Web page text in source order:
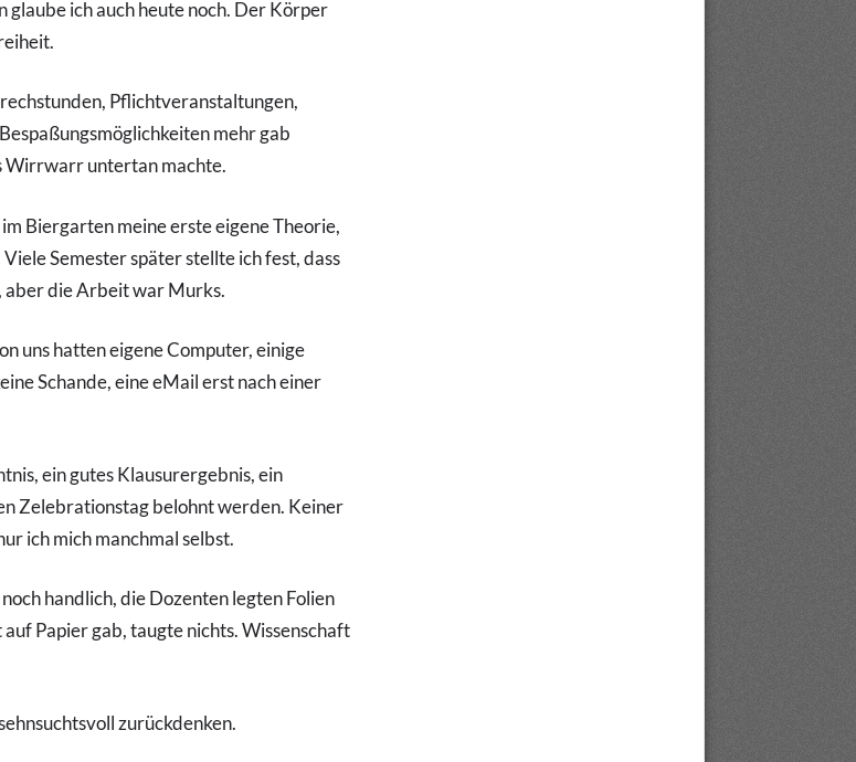
glaube ich auch heute noch. Der Körper
Pflichtveranstaltungen,
mehr gab
Wirrwarr untertan machte.
Biergarten meine erste eigene Theorie,
Semester später stellte ich fest, dass
aber die Arbeit war Murks.
uns hatten eigene Computer, einige
Schande, eine eMail erst nach einer
ein gutes Klausurergebnis, ein
Zelebrationstag belohnt werden. Keiner
ich mich manchmal selbst.
handlich, die Dozenten legten Folien
Papier gab, taugte nichts. Wissenschaft
zurückdenken.